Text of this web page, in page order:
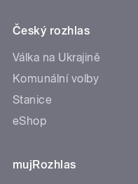
Český rozhlas
Válka na Ukrajině
Komunální volby
Stanice
eShop
mujRozhlas